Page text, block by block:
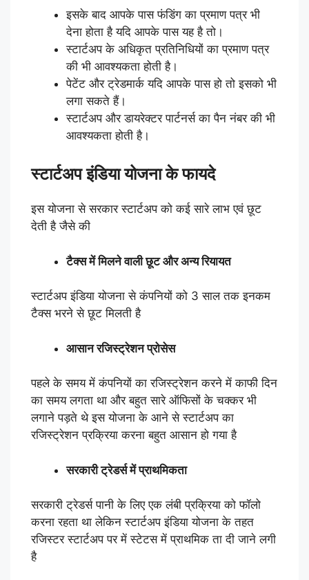
इसके बाद आपके पास फंडिंग का प्रमाण पत्र भी
देना होता है यदि आपके पास यह है तो।
स्टार्टअप के अधिकृत प्रतिनिधियों का प्रमाण पत्र
की भी आवश्यकता होती है।
पेटेंट और ट्रेडमार्क यदि आपके पास हो तो इसको भी
लगा सकते हैं।
स्टार्टअप और डायरेक्टर पार्टनर्स का पैन नंबर की भी
आवश्यकता होती है।
स्टार्टअप इंडिया योजना के फायदे
इस योजना से सरकार स्टार्टअप को कई सारे लाभ एवं छूट
देती है जैसे की
टैक्स में मिलने वाली छूट और अन्य रियायत
स्टार्टअप इंडिया योजना से कंपनियों को 3 साल तक इनकम
टैक्स भरने से छूट मिलती है
आसान रजिस्ट्रेशन प्रोसेस
पहले के समय में कंपनियों का रजिस्ट्रेशन करने में काफी दिन
का समय लगता था और बहुत सारे ऑफिसों के चक्कर भी
लगाने पड़ते थे इस योजना के आने से स्टार्टअप का
रजिस्ट्रेशन प्रक्रिया करना बहुत आसान हो गया है
सरकारी ट्रेडर्स में प्राथमिकता
सरकारी ट्रेडर्स पानी के लिए एक लंबी प्रक्रिया को फॉलो
करना रहता था लेकिन स्टार्टअप इंडिया योजना के तहत
रजिस्टर स्टार्टअप पर में स्टेटस में प्राथमिक ता दी जाने लगी
है